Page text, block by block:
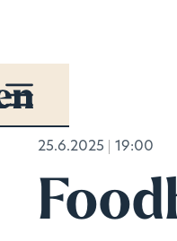
25.6.2025 19:00